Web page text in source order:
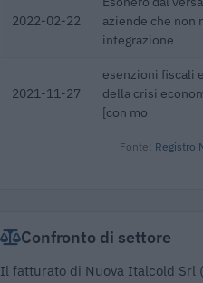
2022-02-22
aziende che non
integrazione
2021-11-27
esenzioni fiscali
della crisi
[con mo
Fonte: Registro
Confronto di settore
Il fatturato di Nuova Italcold Srl (